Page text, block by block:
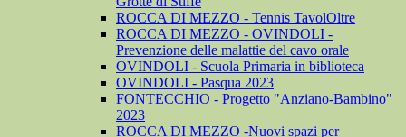
ROCCA DI MEZZO - Tennis TavolOltre
ROCCA DI MEZZO - OVINDOLI -
Prevenzione delle malattie del cavo orale
OVINDOLI - Scuola Primaria in biblioteca
OVINDOLI - Pasqua 2023
FONTECCHIO - Progetto "Anziano-Bambino"
2023
ROCCA DI MEZZO -Nuovi spazi per